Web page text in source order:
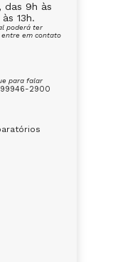
das 9h às
13h.
poderá ter
em contato
para falar
99946-2900